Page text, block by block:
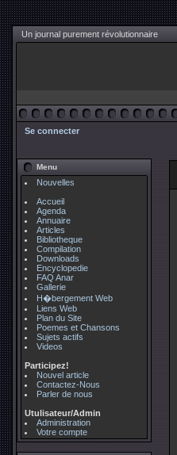
Un journal purement révolutionnaire
Se connecter
Menu
Nouvelles
Accueil
Agenda
Annuaire
Articles
Bibliotheque
Compilation
Downloads
Encyclopedie
FAQ Anar
Gallerie
H�bergement Web
Liens Web
Plan du Site
Poemes et Chansons
Sujets actifs
Videos
Participez!
Nouvel article
Contactez-Nous
Parler de nous
Utulisateur/Admin
Administration
Votre compte